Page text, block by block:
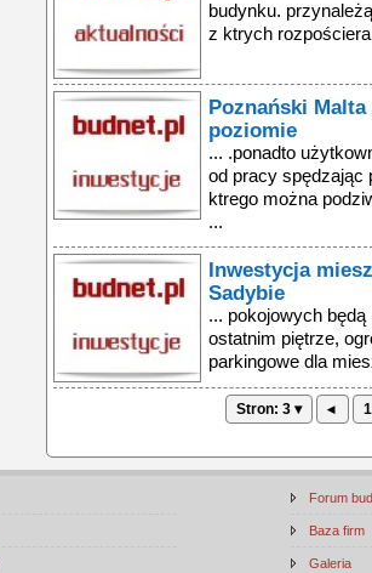
budynku.
z ktrych
Poznański
poziomie
... .ponadto
od pracy spędzając
ktrego można
...
Inwestycja
Sadybie
... pokojowych będą
ostatnim piętrze,
parkingowe dla
Stron: 3 ▾ ◂ 1
Forum
Baza firm
Galeria